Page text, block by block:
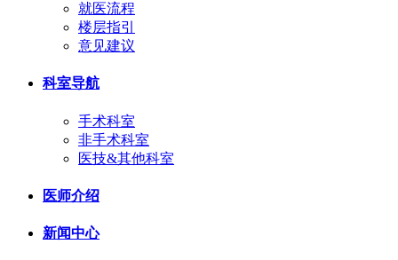
就医流程
楼层指引
意见建议
科室导航
手术科室
非手术科室
医技&其他科室
医师介绍
新闻中心